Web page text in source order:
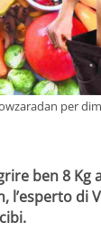
per
ben 8 Kg
l’esperto di